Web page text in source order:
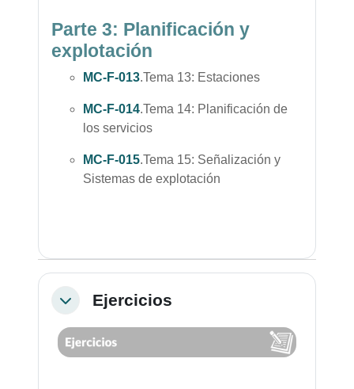
Parte 3: Planificación y
explotación
MC-F-013.Tema 13: Estaciones
MC-F-014.Tema 14: Planificación de
los servicios
MC-F-015.Tema 15: Señalización y
Sistemas de explotación
ColapsarEjercicios